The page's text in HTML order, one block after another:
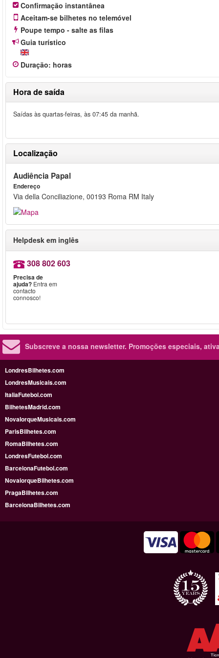
Confirmação instantânea
Aceitam-se bilhetes no telemóvel
Poupe tempo - salte as filas
Guia turístico
Duração: horas
Hora de saída
Saídas às quartas-feiras, às 07:45 da manhã.
Localização
Audiência Papal
Endereço
Via della Conciliazione, 00193 Roma RM Italy
Helpdesk em inglês
308 802 603
Precisa de
ajuda? Entra em
contacto
connosco!
Subscreve a nossa newsletter. Promoções especiais,
LondresBilhetes.com
LondresMusicais.com
ItaliaFutebol.com
BilhetesMadrid.com
NovaIorqueMusicais.com
ParisBilhetes.com
RomaBilhetes.com
LondresFutebol.com
BarcelonaFutebol.com
NovaiorqueBilhetes.com
PragaBilhetes.com
BarcelonaBilhetes.com